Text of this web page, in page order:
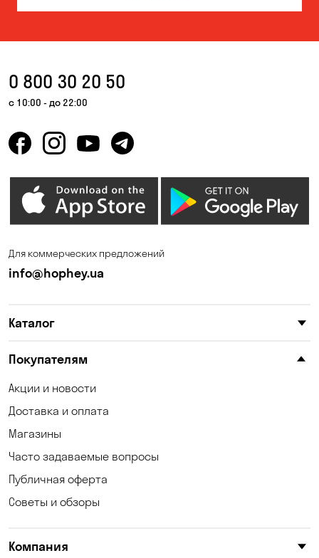
0 800 30 20 50
с 10:00 - до 22:00
Для коммерческих предложений
info@hophey.ua
Каталог
Покупателям
Акции и новости
Доставка и оплата
Магазины
Часто задаваемые вопросы
Публичная оферта
Советы и обзоры
Компания